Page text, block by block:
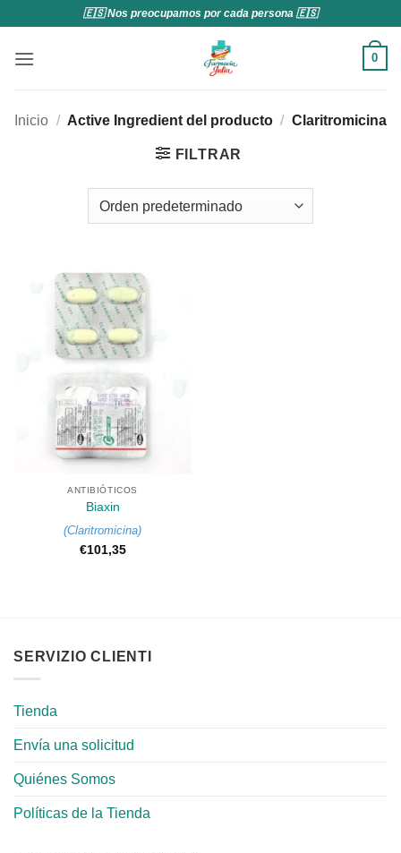
contenido
🇪🇸 Nos preocupamos por cada persona 🇪🇸
0
Inicio / Active Ingredient del producto / Claritromicina
FILTRAR
ANTIBIÓTICOS
Biaxin
(Claritromicina)
€101,35
SERVIZIO CLIENTI
Tienda
Envía una solicitud
Quiénes Somos
Políticas de la Tienda